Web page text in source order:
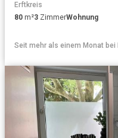
Erftkreis
80 m²3 ZimmerWohnung
Seit mehr als einem Monat bei